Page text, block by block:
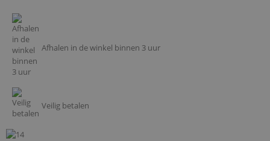
Afhalen in de winkel binnen 3 uur
Veilig betalen